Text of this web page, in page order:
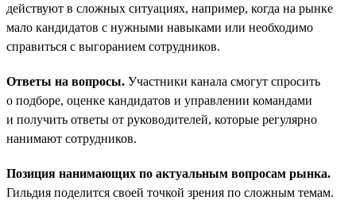
действуют в сложных ситуациях, например, когда на рынке
мало кандидатов с нужными навыками или необходимо
справиться с выгоранием сотрудников.
Ответы на вопросы. Участники канала смогут спросить
о подборе, оценке кандидатов и управлении командами
и получить ответы от руководителей, которые регулярно
нанимают сотрудников.
Позиция нанимающих по актуальным вопросам рынка.
Гильдия поделится своей точкой зрения по сложным темам.